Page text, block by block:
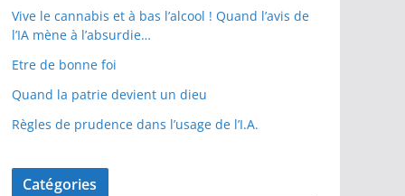
Vive le cannabis et à bas l’alcool ! Quand l’avis de
l’IA mène à l’absurdie…
Etre de bonne foi
Quand la patrie devient un dieu
Règles de prudence dans l’usage de l’I.A.
Catégories